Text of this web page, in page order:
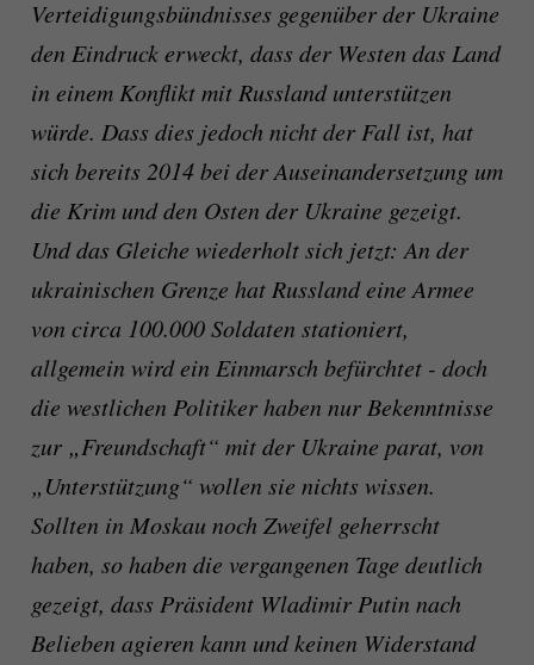
Verteidigungsbündnisses gegenüber der Ukraine
den Eindruck erweckt, dass der Westen das Land
in einem Konflikt mit Russland unterstützen
würde. Dass dies jedoch nicht der Fall ist, hat
sich bereits 2014 bei der Auseinandersetzung um
die Krim und den Osten der Ukraine gezeigt.
Und das Gleiche wiederholt sich jetzt: An der
ukrainischen Grenze hat Russland eine Armee
von circa 100.000 Soldaten stationiert,
allgemein wird ein Einmarsch befürchtet - doch
die westlichen Politiker haben nur Bekenntnisse
zur „Freundschaft“ mit der Ukraine parat, von
„Unterstützung“ wollen sie nichts wissen.
Sollten in Moskau noch Zweifel geherrscht
haben, so haben die vergangenen Tage deutlich
gezeigt, dass Präsident Wladimir Putin nach
Belieben agieren kann und keinen Widerstand